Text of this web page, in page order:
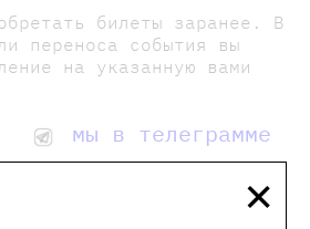
×
билеты заранее. В
переноса события вы
на указанную вами
мы в телеграмме